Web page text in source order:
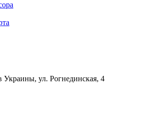
Украины, ул. Рогнединская, 4